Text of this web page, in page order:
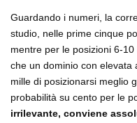
Guardando i numeri, la
studio, nelle prime cinque
mentre per le posizioni 6-
che un dominio con elevata
mille di posizionarsi meglio
probabilità su cento per le
irrilevante, conviene